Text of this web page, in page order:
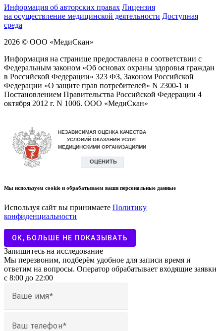
Информация об авторских правах Лицензия
на осуществление медицинской деятельности Доступная
среда
2026 © ООО «МедиCкан»
Информация на странице предоставлена в соответствии с
Федеральным законом «Об основах охраны здоровья граждан
в Российской Федерации» 323 ФЗ, Законом Российской
Федерации «О защите прав потребителей» N 2300-1 и
Постановлением Правительства Российской Федерации 4
октября 2012 г. N 1006. ООО «МедиСкан»
Мы используем cookie и обрабатываем ваши персональные данные
Используя сайт вы принимаете Политику
конфиденциальности
ОК, БОЛЬШЕ НЕ ПОКАЗЫВАТЬ
Запишитесь на исследование
Мы перезвоним, подберём удобное для записи время и
ответим на вопросы. Оператор обрабатывает входящие заявки
с 8:00 до 22:00
Ваше имя
Ваш телефон